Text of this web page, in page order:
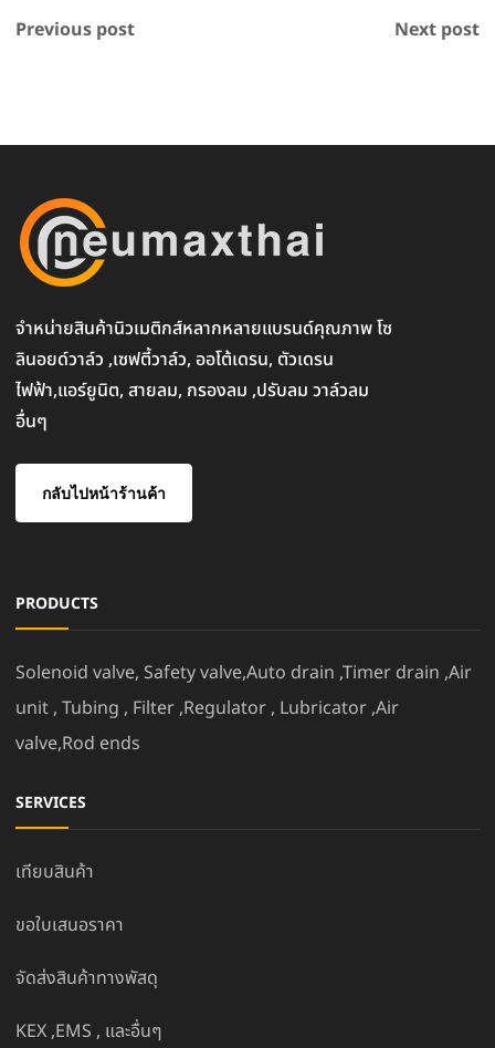
Previous post Next post
จำหน่ายสินค้านิวเมติกส์หลากหลายแบรนด์คุณภาพ โซ
ลินอยด์วาล์ว ,เซฟตี้วาล์ว, ออโต้เดรน, ตัวเดรน
ไฟฟ้า,แอร์ยูนิต, สายลม, กรองลม ,ปรับลม วาล์วลม
อื่นๆ
กลับไปหน้าร้านค้า
PRODUCTS
Solenoid valve, Safety valve,Auto drain ,Timer drain ,Air
unit , Tubing , Filter ,Regulator , Lubricator ,Air
valve,Rod ends
SERVICES
เทียบสินค้า
ขอใบเสนอราคา
จัดส่งสินค้าทางพัสดุ
KEX ,EMS , และอื่นๆ